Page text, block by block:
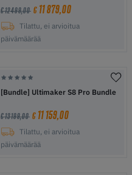
€ 12 499,00 € 11 879,00
Tilattu, ei arvioitua
päivämäärää
[Bundle] Ultimaker S8 Pro Bundle
€ 13 199,00 € 11 159,00
Tilattu, ei arvioitua
päivämäärää